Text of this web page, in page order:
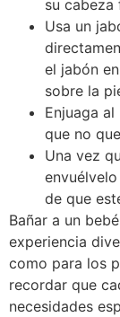
su cabeza
Usa un
el jabón
sobre la
Enjuaga
que no
Una vez
de que
Bañar a un
experiencia
como para los
recordar que
necesidades